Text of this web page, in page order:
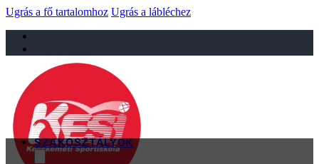
Ugrás a fő tartalomhoz Ugrás a lábléchez
sportiskola@juniorsportkft.hu
SZAKOSZTÁLYOK